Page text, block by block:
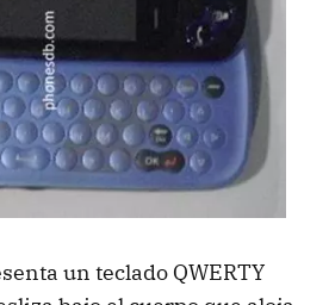
un teclado QWERTY